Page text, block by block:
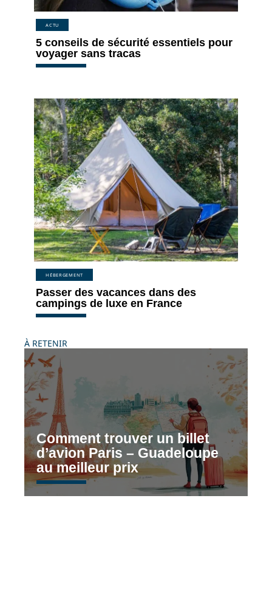
ACTU
5 conseils de sécurité essentiels pour
voyager sans tracas
HÉBERGEMENT
Passer des vacances dans des
campings de luxe en France
À RETENIR
Comment trouver un billet
d’avion Paris – Guadeloupe
au meilleur prix